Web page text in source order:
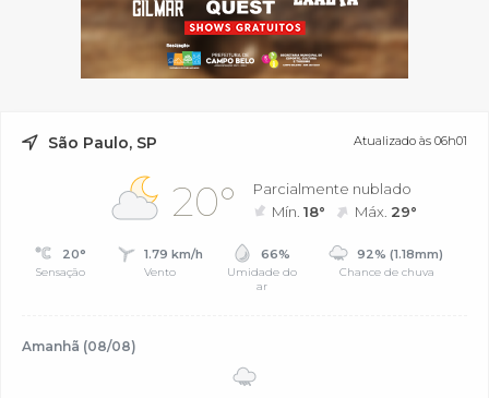
São Paulo, SP Atualizado às 06h01
20°
Parcialmente nublado
Mín.18° Máx. 29°
20°
Sensação
1.79 km/h
Vento
66%
Umidade do
ar
92% (1.18mm)
Chance de chuva
Amanhã (08/08)